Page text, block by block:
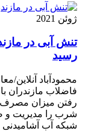
ژوئن 2021
تنش آبی در
رسيد
محمودآباد
فاضلاب مازندران
رفتن میزان
شرب را مدیریت و
شبکه آب